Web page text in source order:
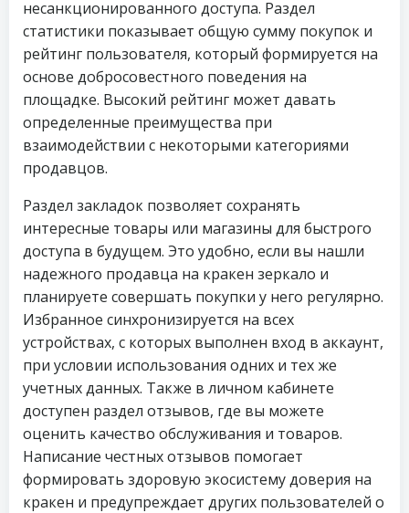
несанкционированного доступа. Раздел
статистики показывает общую сумму покупок и
рейтинг пользователя, который формируется на
основе добросовестного поведения на
площадке. Высокий рейтинг может давать
определенные преимущества при
взаимодействии с некоторыми категориями
продавцов.
Раздел закладок позволяет сохранять
интересные товары или магазины для быстрого
доступа в будущем. Это удобно, если вы нашли
надежного продавца на кракен зеркало и
планируете совершать покупки у него регулярно.
Избранное синхронизируется на всех
устройствах, с которых выполнен вход в аккаунт,
при условии использования одних и тех же
учетных данных. Также в личном кабинете
доступен раздел отзывов, где вы можете
оценить качество обслуживания и товаров.
Написание честных отзывов помогает
формировать здоровую экосистему доверия на
кракен и предупреждает других пользователей о